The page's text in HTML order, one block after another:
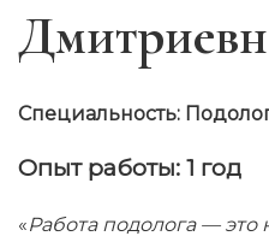
Специальность:
Опыт работы: 1 год
«Работа подолога —